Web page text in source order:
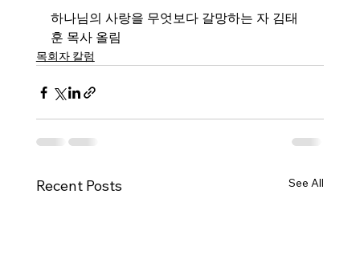
하나님의 사랑을 무엇보다 갈망하는 자 김태
훈 목사 올림
목회자 칼럼
Recent Posts See All